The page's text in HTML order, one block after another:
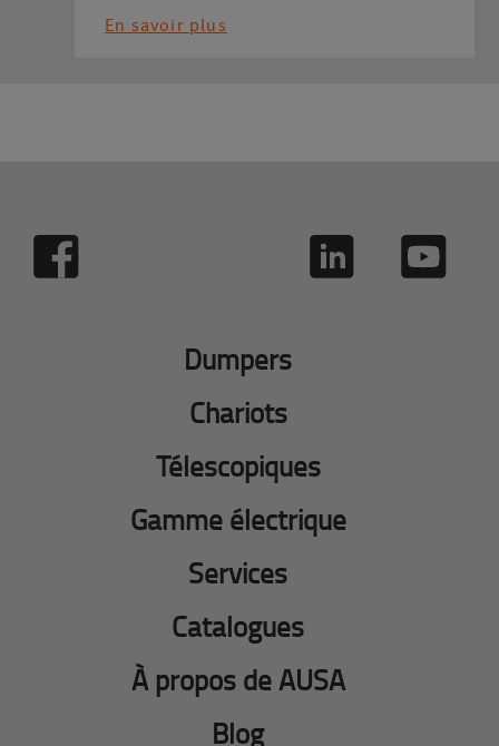
En savoir plus
Dumpers
Chariots
Télescopiques
Gamme électrique
Services
Catalogues
À propos de AUSA
Blog